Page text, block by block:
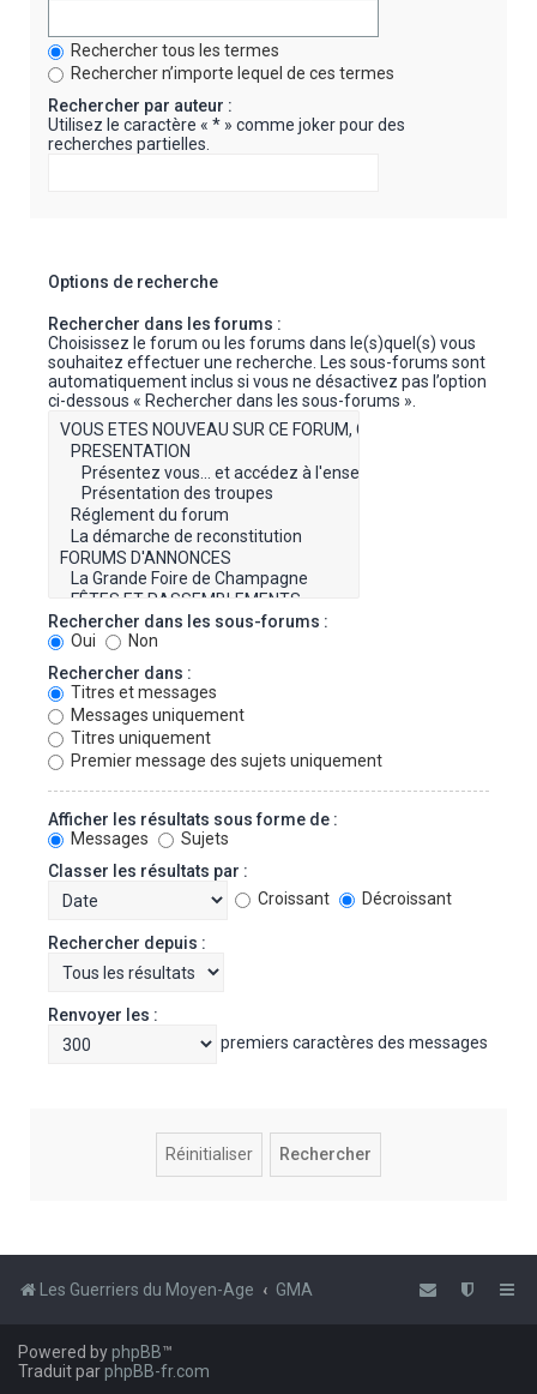
Rechercher tous les termes
Rechercher n’importe lequel de ces termes
Rechercher par auteur :
Utilisez le caractère « * » comme joker pour des
recherches partielles.
Options de recherche
Rechercher dans les forums :
Choisissez le forum ou les forums dans le(s)quel(s) vous
souhaitez effectuer une recherche. Les sous-forums sont
automatiquement inclus si vous ne désactivez pas l’option
ci-dessous « Rechercher dans les sous-forums ».
Rechercher dans les sous-forums :
Oui
Non
Rechercher dans :
Titres et messages
Messages uniquement
Titres uniquement
Premier message des sujets uniquement
Afficher les résultats sous forme de :
Messages
Sujets
Classer les résultats par :
Croissant
Décroissant
Rechercher depuis :
Renvoyer les :
premiers caractères des messages
Les Guerriers du Moyen-Age GMA
Powered byphpBB™
Traduit parphpBB-fr.com